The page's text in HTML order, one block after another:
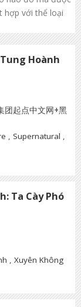
hợp với thể loại
Hoành
团起点中文网+黑
, Supernatural ,
Ta Cày Phó
, Xuyên Không